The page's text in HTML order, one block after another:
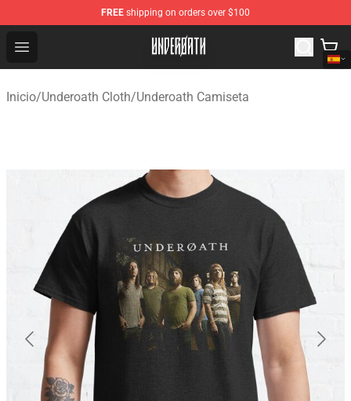
FREE shipping on orders over $100
Open menu
Underoath Store - Official Underoath Merchandise Shop
Inicio/Underoath Cloth/Underoath Camiseta